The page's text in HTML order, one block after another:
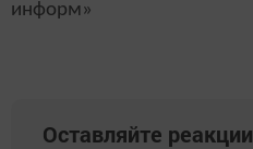
информ»
Оставляйте реакции